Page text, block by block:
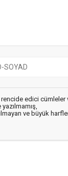
edici cümleler
ve büyük